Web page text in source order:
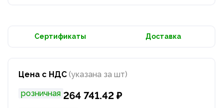
Сертификаты Доставка
Цена с НДС (указана за шт)
розничная 264 741.42 ₽